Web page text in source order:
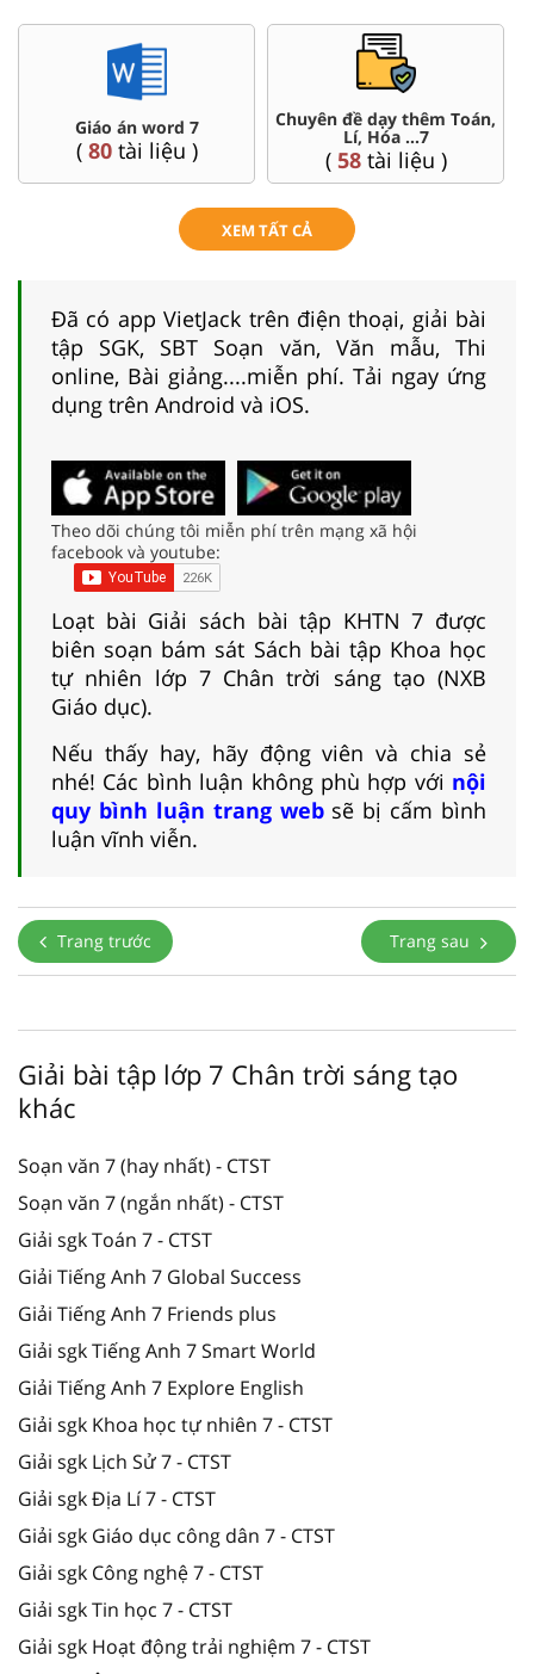
Giáo án word 7
( 80tài liệu )
Chuyên đề dạy thêm Toán,
Lí, Hóa ...7
( 58tài liệu )
XEM TẤT CẢ
Đã có app VietJack trên điện thoại, giải bài
tập SGK, SBT Soạn văn, Văn mẫu, Thi
online, Bài giảng....miễn phí. Tải ngay ứng
dụng trên Android và iOS.
Theo dõi chúng tôi miễn phí trên mạng xã hội
facebook và youtube:
Loạt bài Giải sách bài tập KHTN 7 được
biên soạn bám sát Sách bài tập Khoa học
tự nhiên lớp 7 Chân trời sáng tạo (NXB
Giáo dục).
Nếu thấy hay, hãy động viên và chia sẻ
nhé! Các bình luận không phù hợp với nội
quy bình luận trang websẽ bị cấm bình
luận vĩnh viễn.
Trang trước Trang sau
Giải bài tập lớp 7 Chân trời sáng tạo
khác
Soạn văn 7 (hay nhất) - CTST
Soạn văn 7 (ngắn nhất) - CTST
Giải sgk Toán 7 - CTST
Giải Tiếng Anh 7 Global Success
Giải Tiếng Anh 7 Friends plus
Giải sgk Tiếng Anh 7 Smart World
Giải Tiếng Anh 7 Explore English
Giải sgk Khoa học tự nhiên 7 - CTST
Giải sgk Lịch Sử 7 - CTST
Giải sgk Địa Lí 7 - CTST
Giải sgk Giáo dục công dân 7 - CTST
Giải sgk Công nghệ 7 - CTST
Giải sgk Tin học 7 - CTST
Giải sgk Hoạt động trải nghiệm 7 - CTST